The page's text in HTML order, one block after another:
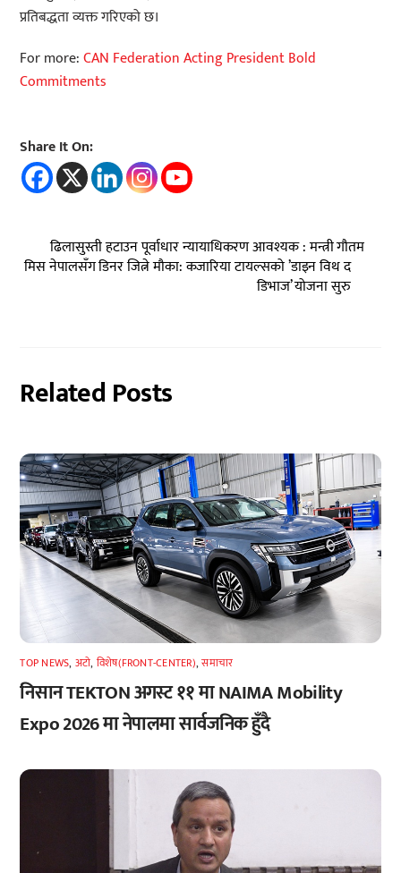
प्रतिबद्धता व्यक्त गरिएको छ।
For more:CAN Federation Acting President Bold
Commitments
Share It On:
ढिलासुस्ती हटाउन पूर्वाधार न्यायाधिकरण आवश्यक : मन्त्री गौतम
मिस नेपालसँग डिनर जित्ने मौका: कजारिया टायल्सको ’डाइन विथ द
डिभाज’ योजना सुरु
Related Posts
TOP NEWS, अटाे, विशेष(FRONT-CENTER),समाचार
निसान TEKTON अगस्ट ११ मा NAIMA Mobility
Expo 2026 मा नेपालमा सार्वजनिक हुँदै